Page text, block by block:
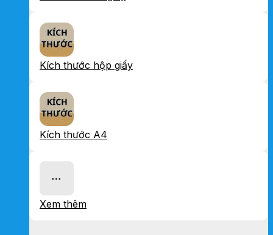
Kích thước hộp giấy
Kích thước A4
Xem thêm